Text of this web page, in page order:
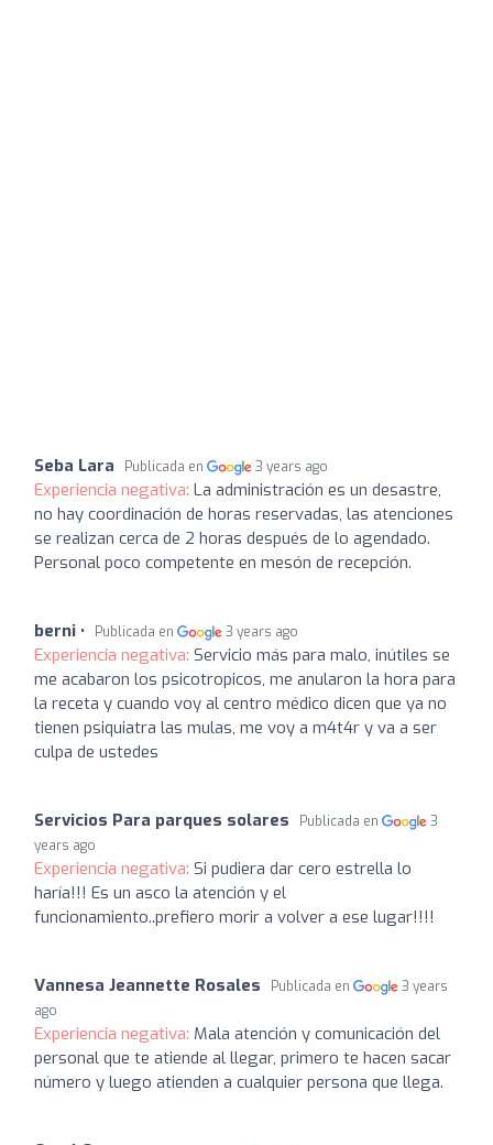
Seba Lara Publicada en 3 years ago
Experiencia negativa: La administración es un desastre,
no hay coordinación de horas reservadas, las atenciones
se realizan cerca de 2 horas después de lo agendado.
Personal poco competente en mesón de recepción.
berni • Publicada en 3 years ago
Experiencia negativa: Servicio más para malo, inútiles se
me acabaron los psicotropicos, me anularon la hora para
la receta y cuando voy al centro médico dicen que ya no
tienen psiquiatra las mulas, me voy a m4t4r y va a ser
culpa de ustedes
Servicios Para parques solares Publicada en
3
years ago
Experiencia negativa: Si pudiera dar cero estrella lo
haría!!! Es un asco la atención y el
funcionamiento..prefiero morir a volver a ese lugar!!!!
Vannesa Jeannette Rosales Publicada en
3 years
ago
Experiencia negativa: Mala atención y comunicación del
personal que te atiende al llegar, primero te hacen sacar
número y luego atienden a cualquier persona que llega.